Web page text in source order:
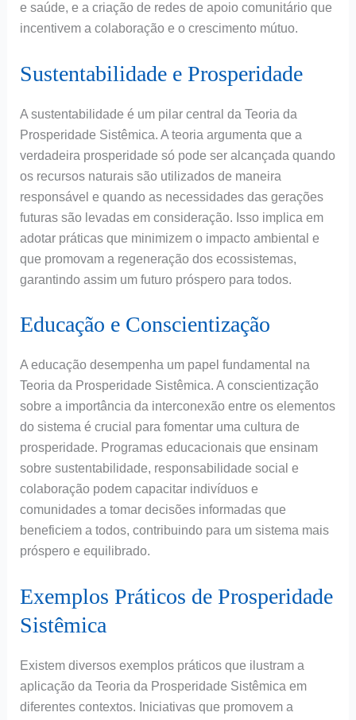
e saúde, e a criação de redes de apoio comunitário que
incentivem a colaboração e o crescimento mútuo.
Sustentabilidade e Prosperidade
A sustentabilidade é um pilar central da Teoria da
Prosperidade Sistêmica. A teoria argumenta que a
verdadeira prosperidade só pode ser alcançada quando
os recursos naturais são utilizados de maneira
responsável e quando as necessidades das gerações
futuras são levadas em consideração. Isso implica em
adotar práticas que minimizem o impacto ambiental e
que promovam a regeneração dos ecossistemas,
garantindo assim um futuro próspero para todos.
Educação e Conscientização
A educação desempenha um papel fundamental na
Teoria da Prosperidade Sistêmica. A conscientização
sobre a importância da interconexão entre os elementos
do sistema é crucial para fomentar uma cultura de
prosperidade. Programas educacionais que ensinam
sobre sustentabilidade, responsabilidade social e
colaboração podem capacitar indivíduos e
comunidades a tomar decisões informadas que
beneficiem a todos, contribuindo para um sistema mais
próspero e equilibrado.
Exemplos Práticos de Prosperidade
Sistêmica
Existem diversos exemplos práticos que ilustram a
aplicação da Teoria da Prosperidade Sistêmica em
diferentes contextos. Iniciativas que promovem a